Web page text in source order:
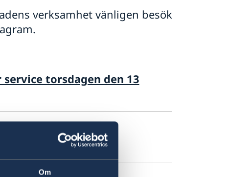
Om
verksamhet vänligen besök
torsdagen den 13
från 6 juni 2026